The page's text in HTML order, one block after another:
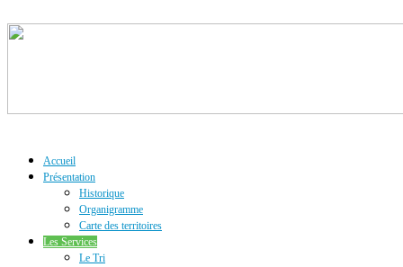
Accueil
Présentation
Historique
Organigramme
Carte des territoires
Les Services
Le Tri